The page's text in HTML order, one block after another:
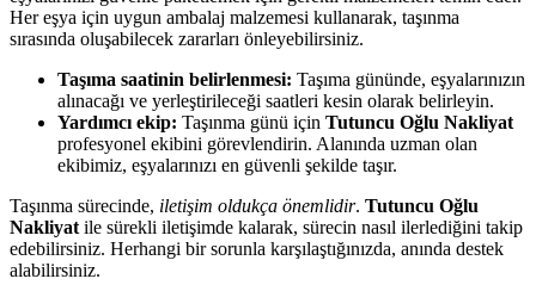
Her eşya için uygun ambalaj malzemesi kullanarak, taşınma
sırasında oluşabilecek zararları önleyebilirsiniz.
Taşıma saatinin belirlenmesi: Taşıma gününde, eşyalarınızın
alınacağı ve yerleştirileceği saatleri kesin olarak belirleyin.
Yardımcı ekip: Taşınma günü için Tutuncu Oğlu Nakliyat
profesyonel ekibini görevlendirin. Alanında uzman olan
ekibimiz, eşyalarınızı en güvenli şekilde taşır.
Taşınma sürecinde, iletişim oldukça önemlidir. Tutuncu Oğlu
Nakliyat ile sürekli iletişimde kalarak, sürecin nasıl ilerlediğini takip
edebilirsiniz. Herhangi bir sorunla karşılaştığınızda, anında destek
alabilirsiniz.